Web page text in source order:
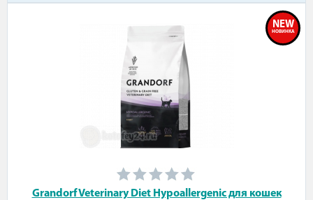
Grandorf Veterinary Diet Hypoallergenic для кошек
NEW
НОВИНКА